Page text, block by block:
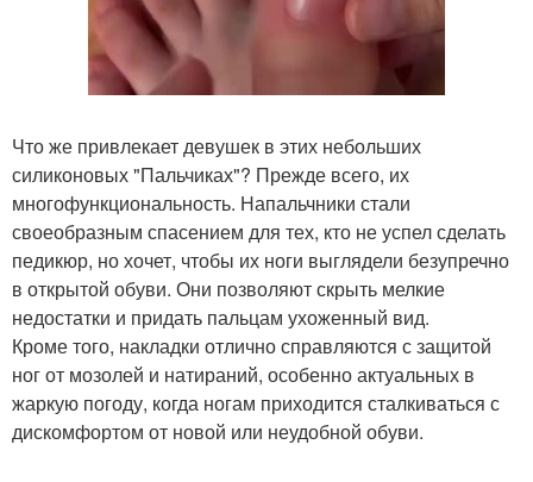
Что же привлекает девушек в этих небольших
силиконовых "Пальчиках"? Прежде всего, их
многофункциональность. Напальчники стали
своеобразным спасением для тех, кто не успел сделать
педикюр, но хочет, чтобы их ноги выглядели безупречно
в открытой обуви. Они позволяют скрыть мелкие
недостатки и придать пальцам ухоженный вид.
Кроме того, накладки отлично справляются с защитой
ног от мозолей и натираний, особенно актуальных в
жаркую погоду, когда ногам приходится сталкиваться с
дискомфортом от новой или неудобной обуви.